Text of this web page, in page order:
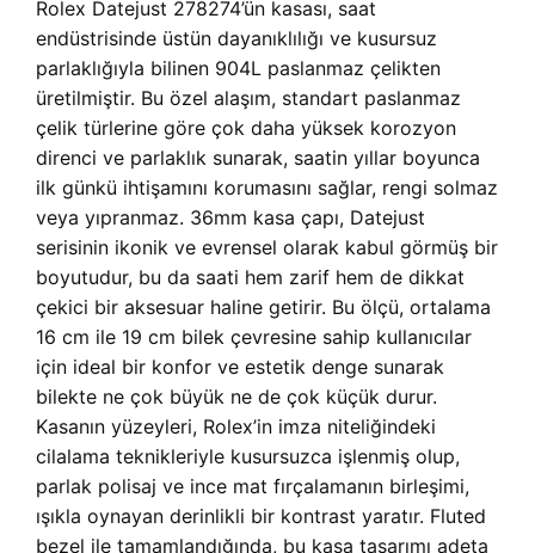
Rolex Datejust 278274’ün kasası, saat
endüstrisinde üstün dayanıklılığı ve kusursuz
parlaklığıyla bilinen 904L paslanmaz çelikten
üretilmiştir. Bu özel alaşım, standart paslanmaz
çelik türlerine göre çok daha yüksek korozyon
direnci ve parlaklık sunarak, saatin yıllar boyunca
ilk günkü ihtişamını korumasını sağlar, rengi solmaz
veya yıpranmaz. 36mm kasa çapı, Datejust
serisinin ikonik ve evrensel olarak kabul görmüş bir
boyutudur, bu da saati hem zarif hem de dikkat
çekici bir aksesuar haline getirir. Bu ölçü, ortalama
16 cm ile 19 cm bilek çevresine sahip kullanıcılar
için ideal bir konfor ve estetik denge sunarak
bilekte ne çok büyük ne de çok küçük durur.
Kasanın yüzeyleri, Rolex’in imza niteliğindeki
cilalama teknikleriyle kusursuzca işlenmiş olup,
parlak polisaj ve ince mat fırçalamanın birleşimi,
ışıkla oynayan derinlikli bir kontrast yaratır. Fluted
bezel ile tamamlandığında, bu kasa tasarımı adeta